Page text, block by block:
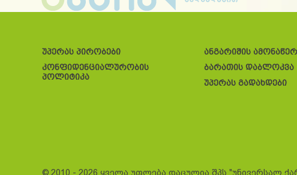
უპერას პირობები
კონფიდენციალურობის
პოლიტიკა
ანგარიშის
ბარათის დაბლოკვა
უპერას გადახდები
© 2010 - 2026 ყველა უფლება დაცულია შპს "უნივერსალ